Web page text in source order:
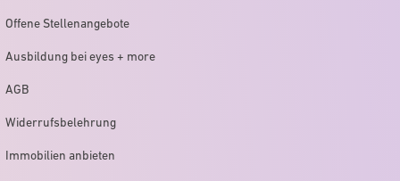
Offene Stellenangebote
Ausbildung bei eyes + more
AGB
Widerrufsbelehrung
Immobilien anbieten